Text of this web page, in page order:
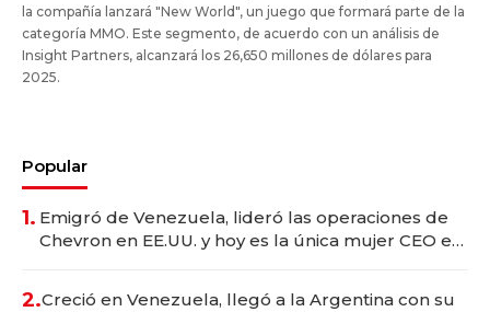
la compañía lanzará "New World", un juego que formará parte de la
categoría MMO. Este segmento, de acuerdo con un análisis de
Insight Partners, alcanzará los 26,650 millones de dólares para
2025.
Popular
1. Emigró de Venezuela, lideró las operaciones de
Chevron en EE.UU. y hoy es la única mujer CEO en
2.Creció en Venezuela, llegó a la Argentina con su